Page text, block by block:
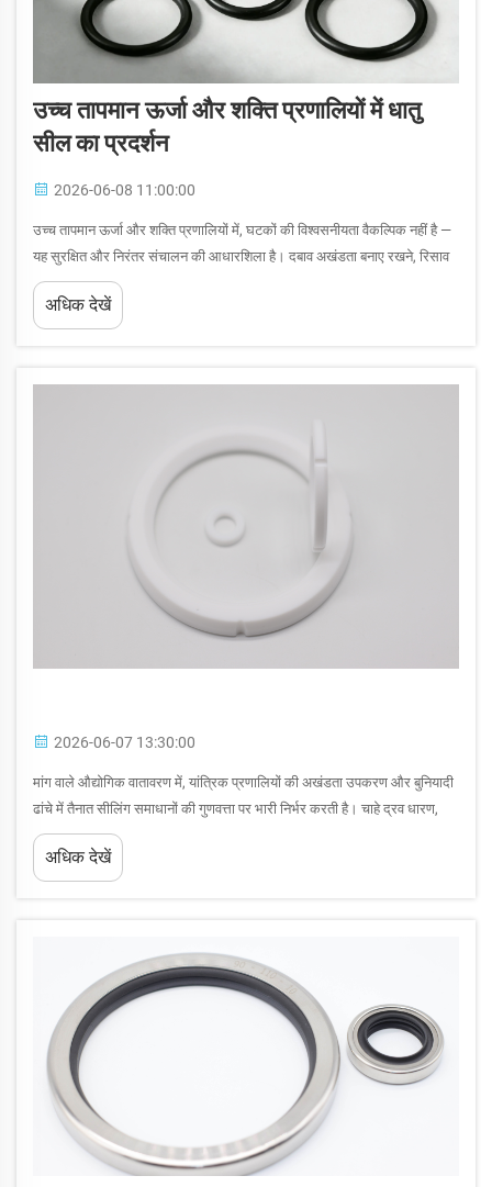
उच्च तापमान ऊर्जा और शक्ति प्रणालियों में धातु
सील का प्रदर्शन
2026-06-08 11:00:00
उच्च तापमान ऊर्जा और शक्ति प्रणालियों में, घटकों की विश्वसनीयता वैकल्पिक नहीं है —
यह सुरक्षित और निरंतर संचालन की आधारशिला है। दबाव अखंडता बनाए रखने, रिसाव
को रोकने और...
अधिक देखें
2026-06-07 13:30:00
मांग वाले औद्योगिक वातावरण में, यांत्रिक प्रणालियों की अखंडता उपकरण और बुनियादी
ढांचे में तैनात सीलिंग समाधानों की गुणवत्ता पर भारी निर्भर करती है। चाहे द्रव धारण,
दबाव धारण या कंपन प्रतिरोध जैसे कार्यों का प्रबंधन किया जा रहा हो...
अधिक देखें